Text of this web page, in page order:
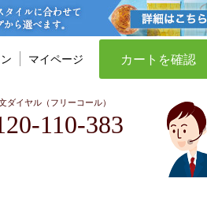
マイページ カートを確認
ダイヤル（フリーコール）
110-383